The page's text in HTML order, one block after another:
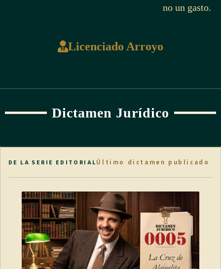
no un gasto.
Licenciado Arroyo
Dictamen Jurídico
DE LA SERIE EDITORIALÚltimo dictamen publicado